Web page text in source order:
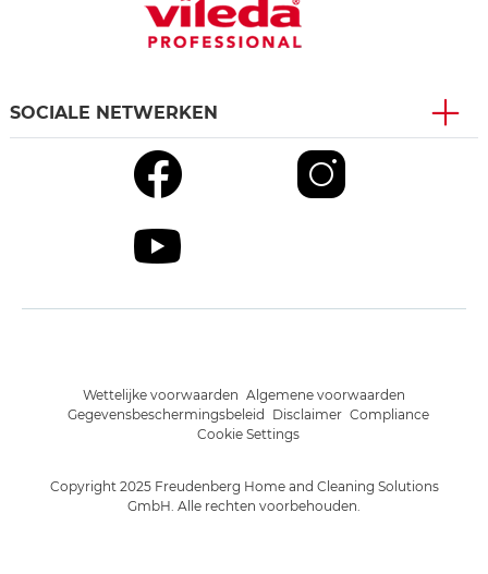
SOCIALE NETWERKEN
Copyright 2025 Freudenberg Home and Cleaning Solutions
GmbH. Alle rechten voorbehouden.
Wettelijke voorwaarden Algemene voorwaarden
Gegevensbeschermingsbeleid
Disclaimer Compliance
Cookie Settings